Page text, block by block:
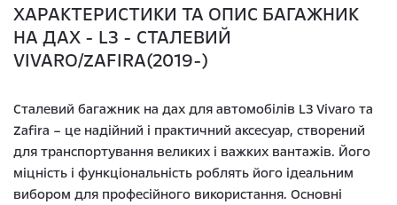
ХАРАКТЕРИСТИКИ ТА ОПИС БАГАЖНИК
НА ДАХ - L3 - СТАЛЕВИЙ
VIVARO/ZAFIRA(2019-)
Сталевий багажник на дах для автомобілів L3 Vivaro та
Zafira – це надійний і практичний аксесуар, створений
для транспортування великих і важких вантажів. Його
міцність і функціональність роблять його ідеальним
вибором для професійного використання. Основні